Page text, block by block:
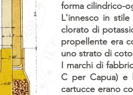
forma cilindrico-
L'innesco in
clorato di
propellente era
uno strato di
I marchi di
C per Capua) e
cartucce erano